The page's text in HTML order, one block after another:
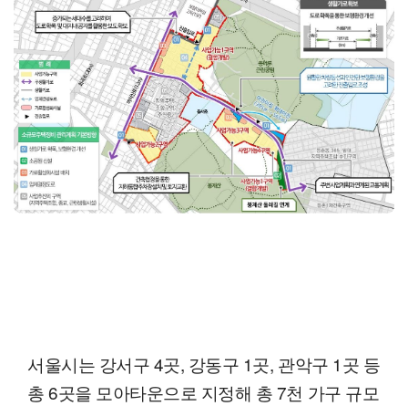
서울시는 강서구 4곳, 강동구 1곳, 관악구 1곳 등
총 6곳을 모아타운으로 지정해 총 7천 가구 규모